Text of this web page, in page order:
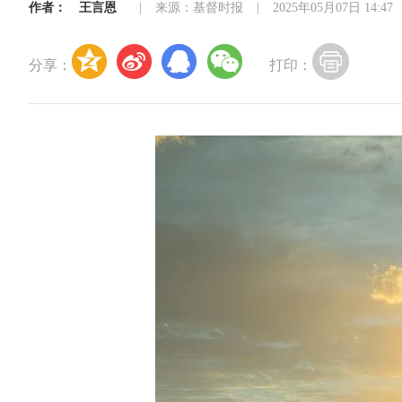
作者： 王言恩 来源：基督时报 2025年05月07日 14:47
分享： 打印：